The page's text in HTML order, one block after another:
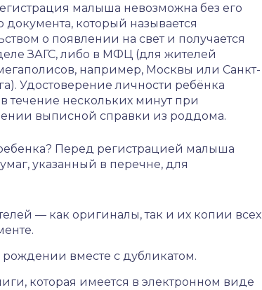
малыша невозможна без его
документа, который называется
о появлении на свет и получается
ЗАГС, либо в МФЦ (для жителей
например, Москвы или Санкт-
Удостоверение личности ребёнка
течение нескольких минут при
выписной справки из роддома.
Перед регистрацией малыша
указанный в перечне, для
— как оригиналы, так и их копии всех
вместе с дубликатом.
которая имеется в электронном виде